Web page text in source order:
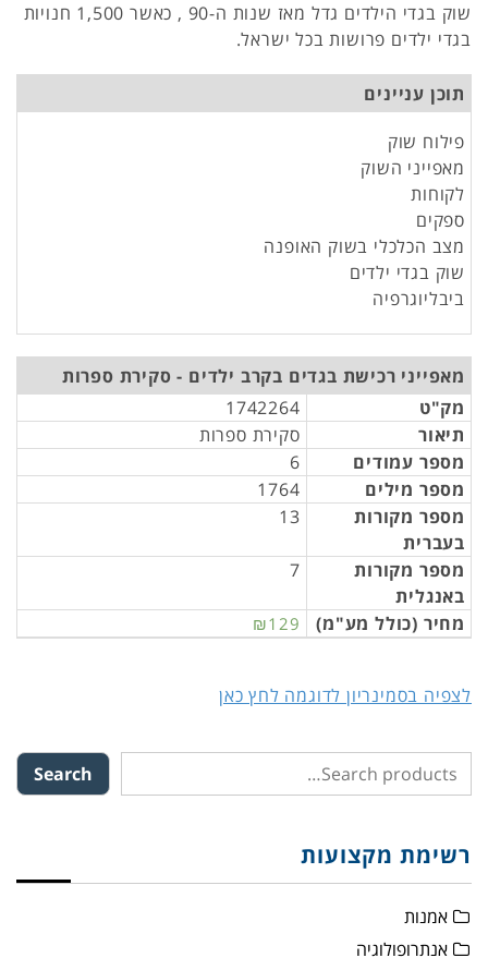
שוק בגדי הילדים גדל מאז שנות ה-90 , כאשר 1,500 חנויות
בגדי ילדים פרושות בכל ישראל.
תוכן עניינים
פילוח שוק
מאפייני השוק
לקוחות
ספקים
מצב הכלכלי בשוק האופנה
שוק בגדי ילדים
ביבליוגרפיה
מאפייני רכישת בגדים בקרב ילדים - סקירת ספרות
מק"ט
1742264
תיאור
סקירת ספרות
מספר עמודים
6
מספר מילים
1764
מספר מקורות
בעברית
13
מספר מקורות
באנגלית
7
מחיר (כולל מע"מ) ₪129
לצפיה בסמינריון לדוגמה לחץ כאן
Search
רשימת מקצועות
אמנות
אנתרופולוגיה